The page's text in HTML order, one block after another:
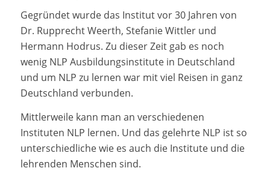
Gegründet wurde das Institut vor 30 Jahren von
Dr. Rupprecht Weerth, Stefanie Wittler und
Hermann Hodrus. Zu dieser Zeit gab es noch
wenig NLP Ausbildungsinstitute in Deutschland
und um NLP zu lernen war mit viel Reisen in ganz
Deutschland verbunden.
Mittlerweile kann man an verschiedenen
Instituten NLP lernen. Und das gelehrte NLP ist so
unterschiedliche wie es auch die Institute und die
lehrenden Menschen sind.